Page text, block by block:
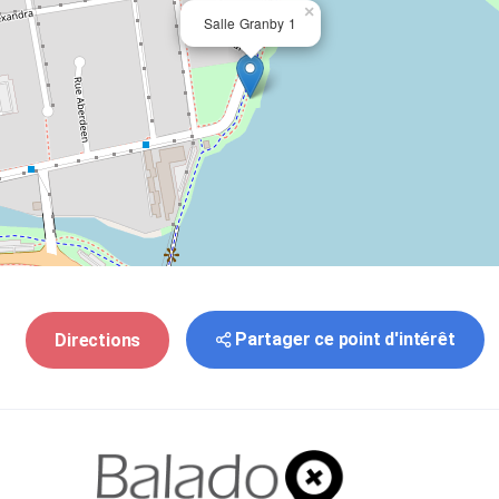
Salle Granby 1
×
Directions Partager ce point d'intérêt